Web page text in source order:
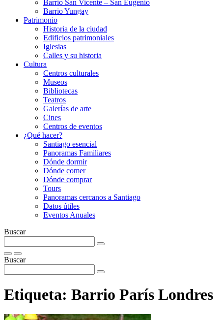
Barrio San Vicente – San Eugenio
Barrio Yungay
Patrimonio
Historia de la ciudad
Edificios patrimoniales
Iglesias
Calles y su historia
Cultura
Centros culturales
Museos
Bibliotecas
Teatros
Galerí­as de arte
Cines
Centros de eventos
¿Qué hacer?
Santiago esencial
Panoramas Familiares
Dónde dormir
Dónde comer
Dónde comprar
Tours
Panoramas cercanos a Santiago
Datos útiles
Eventos Anuales
Buscar
Buscar
Etiqueta: Barrio París Londres